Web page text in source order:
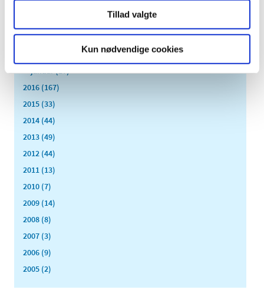
Tillad valgte
Kun nødvendige cookies
januar (17)
2016 (167)
2015 (33)
2014 (44)
2013 (49)
2012 (44)
2011 (13)
2010 (7)
2009 (14)
2008 (8)
2007 (3)
2006 (9)
2005 (2)